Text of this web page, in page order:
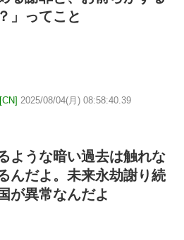
」ってこと
2025/08/04(月) 08:58:40.39
ような暗い過去は触れな
んだよ。未来永劫謝り続
が異常なんだよ